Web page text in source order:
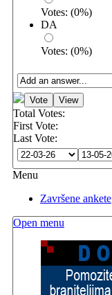
Votes: (0%)
DA
Votes: (0%)
Total Votes:
First Vote:
Last Vote:
Menu
Završene ankete
Open menu